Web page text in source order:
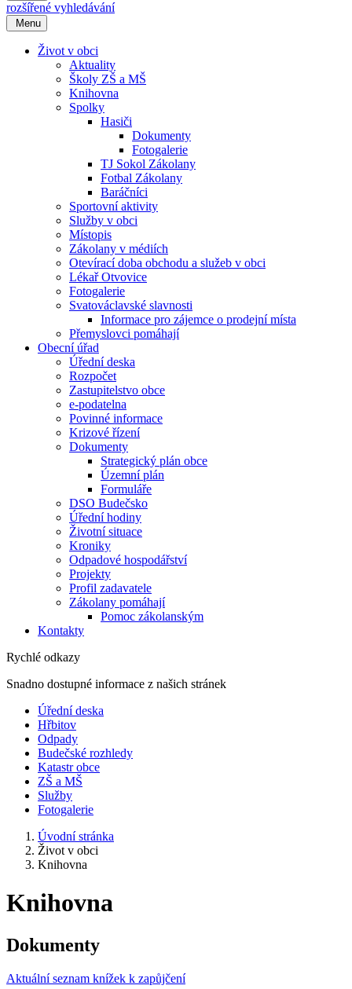
rozšířené vyhledávání
Menu
Život v obci
Aktuality
Školy ZŠ a MŠ
Knihovna
Spolky
Hasiči
Dokumenty
Fotogalerie
TJ Sokol Zákolany
Fotbal Zákolany
Baráčníci
Sportovní aktivity
Služby v obci
Místopis
Zákolany v médiích
Otevírací doba obchodu a služeb v obci
Lékař Otvovice
Fotogalerie
Svatováclavské slavnosti
Informace pro zájemce o prodejní místa
Přemyslovci pomáhají
Obecní úřad
Úřední deska
Rozpočet
Zastupitelstvo obce
e-podatelna
Povinné informace
Krizové řízení
Dokumenty
Strategický plán obce
Územní plán
Formuláře
DSO Budečsko
Úřední hodiny
Životní situace
Kroniky
Odpadové hospodářství
Projekty
Profil zadavatele
Zákolany pomáhají
Pomoc zákolanským
Kontakty
Rychlé odkazy
Snadno dostupné informace z našich stránek
Úřední deska
Hřbitov
Odpady
Budečské rozhledy
Katastr obce
ZŠ a MŠ
Služby
Fotogalerie
Úvodní stránka
Život v obci
Knihovna
Knihovna
Dokumenty
Aktuální seznam knížek k zapůjčení